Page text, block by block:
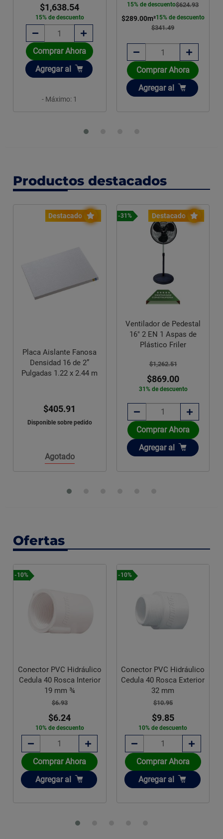
$1,638.54
15% de descuento
Comprar Ahora
Añadir
Agregar al
- Máximo: 1
$624.93
15% de descuento
$341.49
$289.00m²15% de descuento
Comprar Ahora
Añadir
Agregar al
Productos destacados
Destacado
Placa Aislante Fanosa
Densidad 16 de 2”
Pulgadas 1.22 x 2.44 m
$405.91
Disponible sobre pedido
Agotado
Destacado
-31%
Ventilador de Pedestal
16" 2 EN 1 Aspas de
Plástico Friler
$1,262.51
$869.00
31% de descuento
Comprar Ahora
Añadir
Agregar al
Ofertas
-10%
Conector PVC Hidráulico
Cedula 40 Rosca Interior
19 mm ¾
$6.93
$6.24
10% de descuento
Comprar Ahora
Añadir
Agregar al
-10%
Conector PVC Hidráulico
Cedula 40 Rosca Exterior
32 mm
$10.95
$9.85
10% de descuento
Comprar Ahora
Añadir
Agregar al